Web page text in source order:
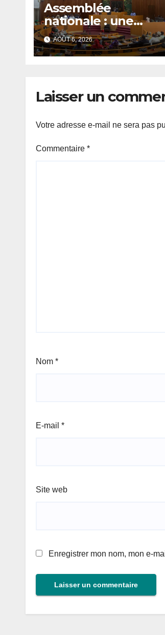
Assemblée
nationale : une
session
extraordinaire
convoquée le 10
d’enquête à l’ordre
AOÛT 6, 2026
Laisser un
Votre adresse e-mail ne sera pas
Commentaire *
Nom *
E-mail *
Site web
Enregistrer mon nom, mon e-